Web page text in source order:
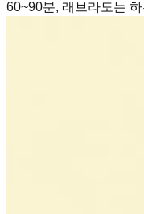
60~90분, 래브라도는